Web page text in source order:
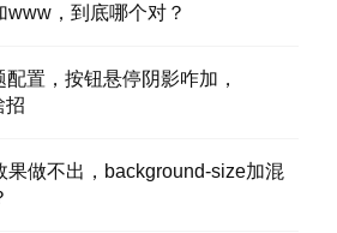
www，到底哪个对？
置，按钮悬停阴影咋加，
招
果做不出，background-size加混